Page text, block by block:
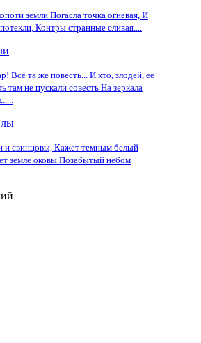
земли Погасла точка огневая, И
Контры странные сливая....
Всё та же повесть... И кто, злодей, ее
там не пускали совесть На зеркала
и свинцовы, Кажет темным белый
земле оковы Позабытый небом